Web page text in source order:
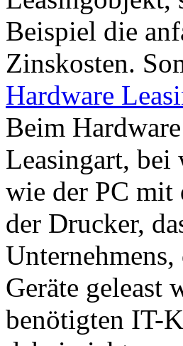
Beispiel die
Zinskosten.
Hardware
Beim
Leasingart, bei
wie der PC mit
der Drucker,
Geräte geleast
benötigten IT-